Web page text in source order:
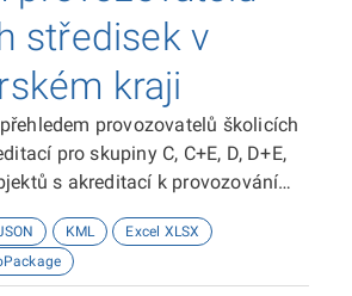
středisek v
kraji
provozovatelů školicích
pro skupiny C, C+E, D, D+E,
s akreditací k provozování
pro účely profesní způsobilosti
kraji. Informace uvedené u
KML
Excel XLSX